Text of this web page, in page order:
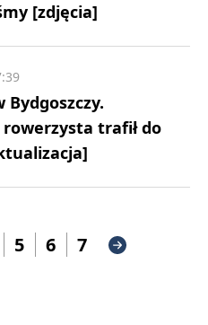
[zdjęcia]
Bydgoszczy.
trafił do
5 6 7